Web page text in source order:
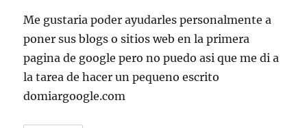
Me gustaria poder ayudarles personalmente a
poner sus blogs o sitios web en la primera
pagina de google pero no puedo asi que me di a
la tarea de hacer un pequeno escrito
domiargoogle.com